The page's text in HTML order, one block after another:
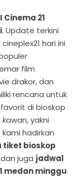
Cinema 21
. Update terkini
hari ini
film
drakor, dan
rencana untuk
di bioskop
yakni
hadirkan
tiket bioskop
dan juga jadwal
medan minggu